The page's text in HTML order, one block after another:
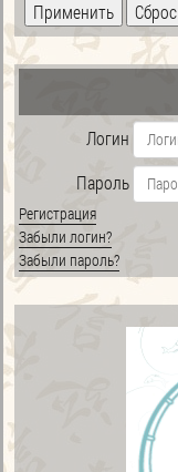
Логин
Пароль
Регистрация
Забыли логин?
Забыли пароль?